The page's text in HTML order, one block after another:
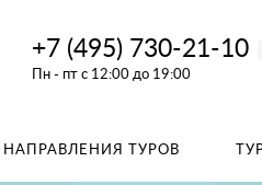
+7 (495) 730-21-10
Пн - пт с 12:00 до 19:00
НАПРАВЛЕНИЯ ТУРОВ